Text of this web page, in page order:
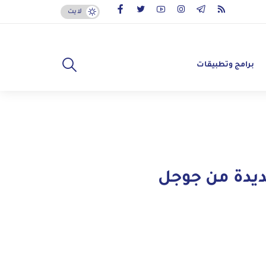
لايت
برامج وتطبيقات
من جوجل